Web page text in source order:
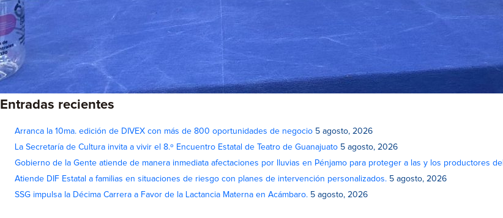
Entradas recientes
Arranca la 10ma. edición de DIVEX con más de 800 oportunidades de negocio 5 agosto, 2026
La Secretaría de Cultura invita a vivir el 8.º Encuentro Estatal de Teatro de Guanajuato 5 agosto, 2026
Gobierno de la Gente atiende de manera inmediata afectaciones por lluvias en Pénjamo para proteger a las y los productores
Atiende DIF Estatal a familias en situaciones de riesgo con planes de intervención personalizados. 5 agosto, 2026
SSG impulsa la Décima Carrera a Favor de la Lactancia Materna en Acámbaro. 5 agosto, 2026